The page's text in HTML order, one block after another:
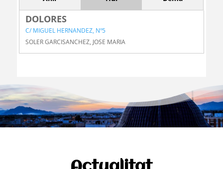
DOLORES
C/ MIGUEL HERNANDEZ, Nº5
SOLER GARCISANCHEZ, JOSE MARIA